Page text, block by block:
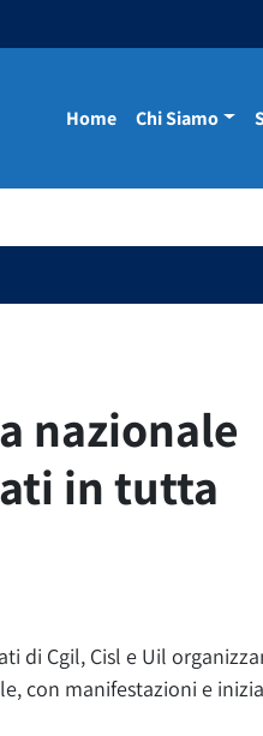
Home Chi Siamo
nazionale
in tutta
di Cgil, Cisl e Uil
con manifestazioni e